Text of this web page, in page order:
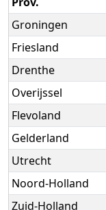
Groningen
Friesland
Drenthe
Overijssel
Flevoland
Gelderland
Utrecht
Noord-Holland
Zuid-Holland